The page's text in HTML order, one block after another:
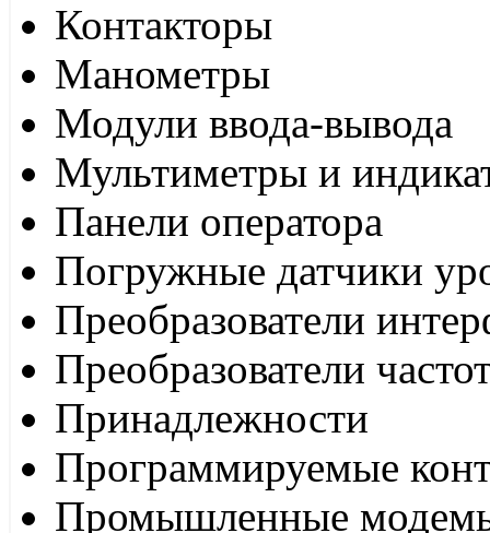
Контакторы
Манометры
Модули ввода-вывода
Мультиметры и
Панели оператора
Погружные датчики
Преобразователи
Преобразователи
Принадлежности
Программируемые
Промышленные